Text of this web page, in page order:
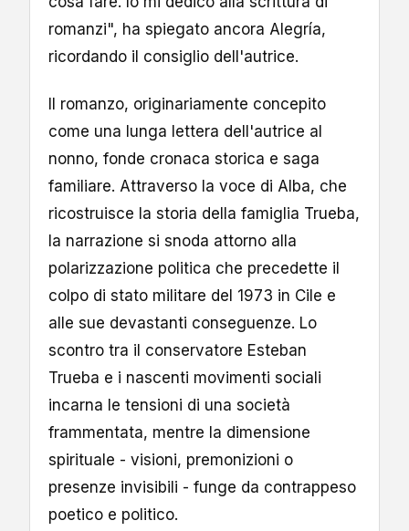
romanzi", ha spiegato ancora Alegría,
ricordando il consiglio dell'autrice.
Il romanzo, originariamente concepito
come una lunga lettera dell'autrice al
nonno, fonde cronaca storica e saga
familiare. Attraverso la voce di Alba, che
ricostruisce la storia della famiglia Trueba,
la narrazione si snoda attorno alla
polarizzazione politica che precedette il
colpo di stato militare del 1973 in Cile e
alle sue devastanti conseguenze. Lo
scontro tra il conservatore Esteban
Trueba e i nascenti movimenti sociali
incarna le tensioni di una società
frammentata, mentre la dimensione
spirituale - visioni, premonizioni o
presenze invisibili - funge da contrappeso
poetico e politico.